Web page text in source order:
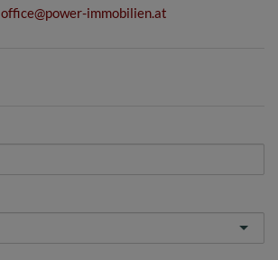
office@power-immobilien.at